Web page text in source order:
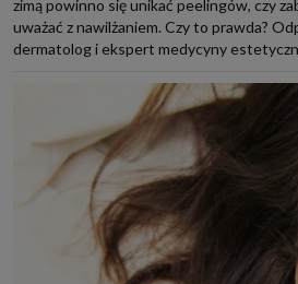
zimą powinno się unikać peelingów, czy
uważać z nawilżaniem. Czy to prawda?
dermatolog i ekspert medycyny